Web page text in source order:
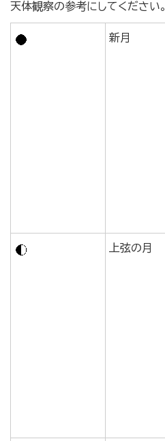
天体観察の参考にしてください。
新月
上弦の月